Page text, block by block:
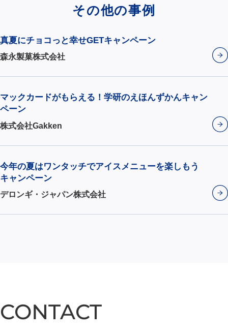
その他の事例
真夏にチョコっと幸せGETキャンペーン
森永製菓株式会社
マックカードがもらえる！学研のえほんずかんキャン
ペーン
株式会社Gakken
今年の夏はワンタッチでアイスメニューを楽しもう
キャンペーン
デロンギ・ジャパン株式会社
CONTACT
CONTACT